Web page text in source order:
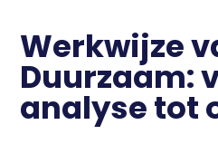
Werkwijze
Duurzaam:
analyse tot